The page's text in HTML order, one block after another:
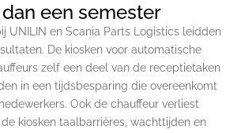
een semester
UNILIN en Scania Parts Logistics leidden
De kiosken voor automatische
zelf een deel van de receptietaken
in een tijdsbesparing die overeenkomt
Ook de chauffeur verliest
kiosken taalbarrières, wachttijden en